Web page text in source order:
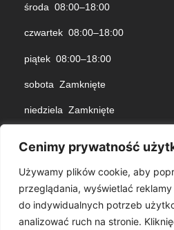
Cenimy prywatność
Używamy plików cookie, aby
przeglądania, wyświetlać
do indywidualnych potrzeb
analizować ruch na stronie.
środa 08:00–18:00
czwartek 08:00–18:00
piątek 08:00–18:00
sobota Zamknięte
niedziela Zamknięte
Blog
Polityka prywatności